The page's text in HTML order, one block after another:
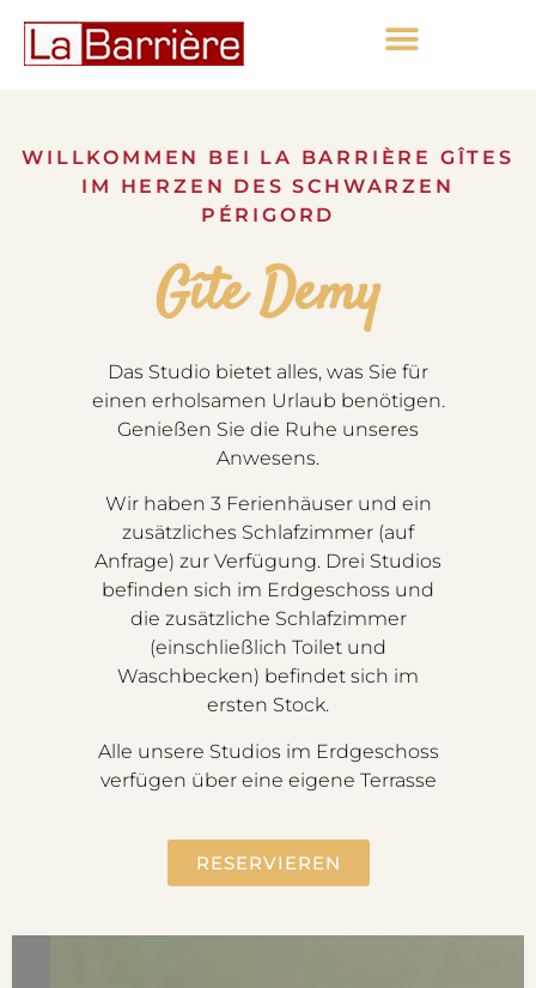
WILLKOMMEN BEI LA BARRIÈRE GÎTES
IM HERZEN DES SCHWARZEN
PÉRIGORD
Gîte Demy
Das Studio bietet alles, was Sie für
einen erholsamen Urlaub benötigen.
Genießen Sie die Ruhe unseres
Anwesens.
Wir haben 3 Ferienhäuser und ein
zusätzliches Schlafzimmer (auf
Anfrage) zur Verfügung. Drei Studios
befinden sich im Erdgeschoss und
die zusätzliche Schlafzimmer
(einschließlich Toilet und
Waschbecken) befindet sich im
ersten Stock.
Alle unsere Studios im Erdgeschoss
verfügen über eine eigene Terrasse
RESERVIEREN